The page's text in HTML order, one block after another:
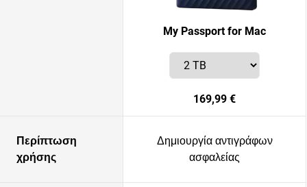
My Passport for Mac
169,99 €
Περίπτωση
χρήσης
Δημιουργία αντιγράφων
ασφαλείας